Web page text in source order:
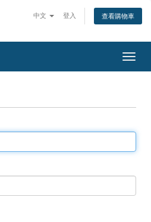
中文 登入 查看購物車
切
換